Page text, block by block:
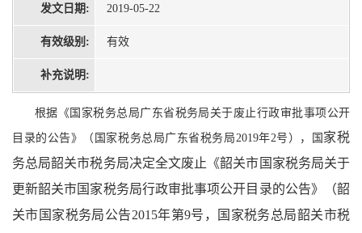
发文日期: 2019-05-22
有效级别: 有效
补充说明:
根据《国家税务总局广东省税务局关于废止行政审批事项公开
目录的公告》（国家税务总局广东省税务局2019年2号），国 家税
务总局韶关市税务局决定全文废止《韶关市国家税务局关于
更新韶关市国家税务局行政审批事项公开目录的公告》（韶
关市国家税务局公告2015年第9号，国家税务总局韶关市税